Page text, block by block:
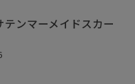
テンマーメイドスカー